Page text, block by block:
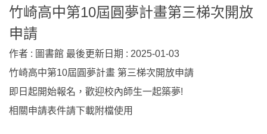
竹崎高中第10屆圓夢計畫第三梯次開放
申請
作者 : 圖書館 最後更新日期 : 2025-01-03
竹崎高中第10屆圓夢計畫 第三梯次開放申請
即日起開始報名，歡迎校內師生一起築夢!
相關申請表件請下載附檔使用